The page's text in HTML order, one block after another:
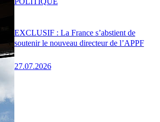
EXCLUSIF : La France s’abstient de
soutenir le nouveau directeur de l’APPF
27.07.2026